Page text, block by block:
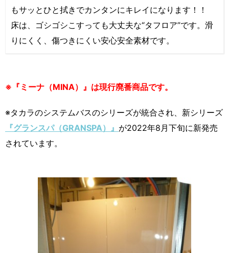
もサッとひと拭きでカンタンにキレイになります！！
床は、ゴシゴシこすっても大丈夫な“タフロア”です。滑
りにくく、傷つきにくい安心安全素材です。
※『ミーナ（MINA）』は現行廃番商品です。
※タカラのシステムバスのシリーズが統合され、新シリーズ
『グランスパ（GRANSPA）』 が2022年8月下旬に新発売
されています。